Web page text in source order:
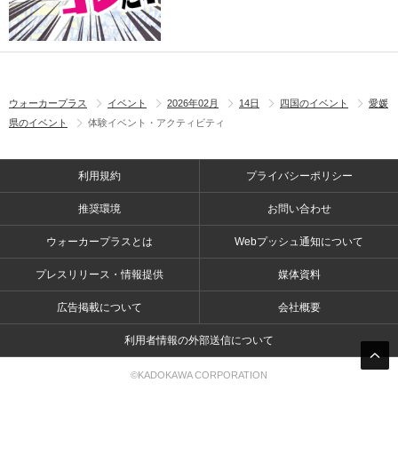
ウォーカープラス イベント 2026年02月 14日 四国のイベント
愛媛
県のイベント
体験イベント・アクティビティ
利用規約 プライバシーポリシー
推奨環境 お問い合わせ
ウォーカープラスとは Webプッシュ通知について
プレスリリース・情報提供 媒体資料
広告掲載について 会社概要
利用者情報の外部送信について
©KADOKAWA CORPORATION